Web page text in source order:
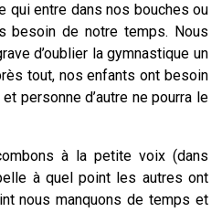
qui entre dans nos bouches ou
besoin de notre temps. Nous
d’oublier la gymnastique un
tout, nos enfants ont besoin
personne d’autre ne pourra le
à la petite voix (dans
à quel point les autres ont
nous manquons de temps et